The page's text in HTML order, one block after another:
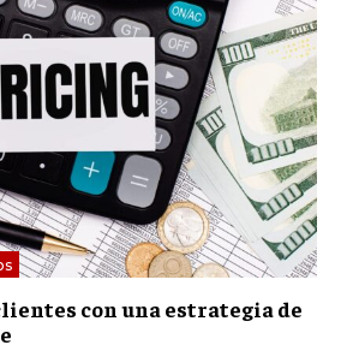
con una estrategia de